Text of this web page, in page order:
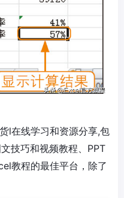
l在线学习和资源分享,包
技巧和视频教程、PPT
教程的最佳平台，除了